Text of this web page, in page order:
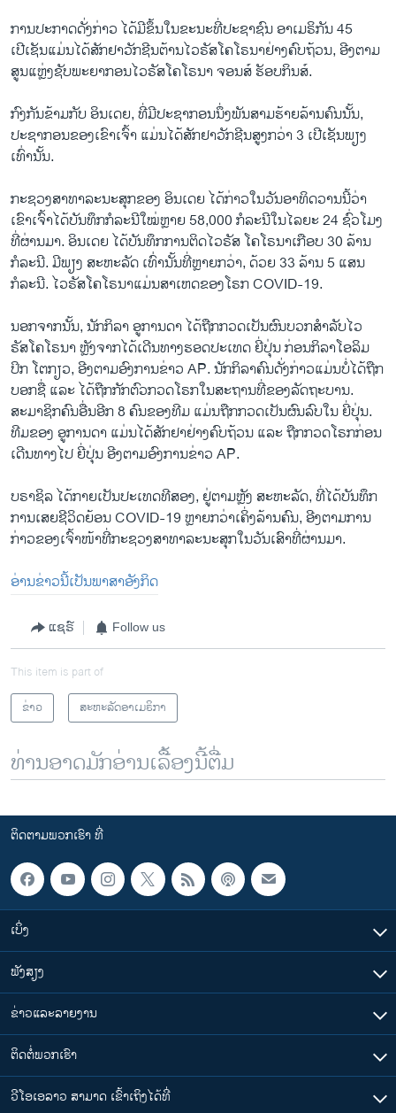
ການປະກາດດັ່ງກ່າວ ໄດ້ມີຂຶ້ນໃນຂະນະທີ່ປະຊາຊົນ ອາເມຣິກັນ 45
ເປີເຊັນແມ່ນໄດ້ສັກຢາວັກຊີນຕ້ານໄວຣັສໂຄໂຣນາຢ່າງຄົບຖ້ວນ, ອີງຕາມ
ສູນແຫຼ່ງຊັບພະຍາກອນໄວຣັສໂຄໂຣນາ ຈອນສ໌ ຮັອບກິນສ໌.
ກົງກັນຂ້າມກັບ ອິນເດຍ, ທີ່ມີປະຊາກອນນຶ່ງພັນສາມຮ້າຍລ້ານຄົນນັ້ນ,
ປະຊາກອນຂອງເຂົາເຈົ້າ ແມ່ນໄດ້ສັກຢາວັກຊີນສູງກວ່າ 3 ເປີເຊັນພຽງ
ເທົ່ານັ້ນ.
ກະຊວງສາທາລະນະສຸກຂອງ ອິນເດຍ ໄດ້ກ່າວໃນວັນອາທິດວານນີ້ວ່າ
ເຂົາເຈົ້າໄດ້ບັນທຶກກໍລະນີໃໝ່ຫຼາຍ 58,000 ກໍລະນີໃນໄລຍະ 24 ຊົ່ວໂມງ
ທີ່ຜ່ານມາ. ອິນເດຍ ໄດ້ບັນທຶກການຕິດໄວຣັສ ໂຄໂຣນາເກືອບ 30 ລ້ານ
ກໍລະນີ. ມີພຽງ ສະຫະລັດ ເທົ່ານັ້ນທີ່ຫຼາຍກວ່າ, ດ້ວຍ 33 ລ້ານ 5 ແສນ
ກໍລະນີ. ໄວຣັສໂຄໂຣນາແມ່ນສາເຫດຂອງໂຣກ COVID-19.
ນອກຈາກນັ້ນ, ນັກກິລາ ອູການດາ ໄດ້ຖືກກວດເປັນຜົນບວກສຳລັບໄວ
ຣັສໂຄໂຣນາ ຫຼັງຈາກໄດ້ເດີນທາງຮອດປະເທດ ຍີ່ປຸ່ນ ກ່ອນກິລາໂອລິມ
ປິກ ໂຕກຽວ, ອີງຕາມອົງການຂ່າວ AP. ນັກກິລາຄົນດັ່ງກ່າວແມ່ນບໍ່ໄດ້ຖືກ
ບອກຊື່ ແລະ ໄດ້ຖືກກັກຕົວກວດໂຣກໃນສະຖານທີ່ຂອງລັດຖະບານ.
ສະມາຊິກຄົນອື່ນອີກ 8 ຄົນຂອງທີມ ແມ່ນຖືກກວດເປັນຜົນລົບໃນ ຍີ່ປຸ່ນ.
ທີມຂອງ ອູການດາ ແມ່ນໄດ້ສັກຢາຢ່າງຄົບຖ້ວນ ແລະ ຖືກກວດໂຣກກ່ອນ
ເດີນທາງໄປ ຍີ່ປຸ່ນ ອີງຕາມອົງການຂ່າວ AP.
ບຣາຊິລ ໄດ້ກາຍເປັນປະເທດທີສອງ, ຢູ່ຕາມຫຼັງ ສະຫະລັດ, ທີ່ໄດ້ບັນທຶກ
ການເສຍຊີວິດຍ້ອນ COVID-19 ຫຼາຍກວ່າເຄິ່ງລ້ານຄົນ, ອີງຕາມການ
ກ່າວຂອງເຈົ້າໜ້າທີ່ກະຊວງສາທາລະນະສຸກໃນວັນເສົາທີ່ຜ່ານມາ.
ອ່ານຂ່າວນີ້ເປັນພາສາອັງກິດ
ແຊຣ໌ Follow us
This item is part of
ຂ່າວ
ສະຫະລັດອາເມຣິກາ
ທ່ານອາດມັກອ່ານເລື້ອງນີ້ຕື່ມ
ຕິດຕາມພວກເຮົາ ທີ່
ເບິ່ງ
ຟັງສຽງ
ຂ່າວແລະລາຍງານ
ຕິດຕໍ່ພວກເຮົາ
ວີໂອເອລາວ ສາມາດ ເຂົ້າເຖິງໄດ້ທີ່